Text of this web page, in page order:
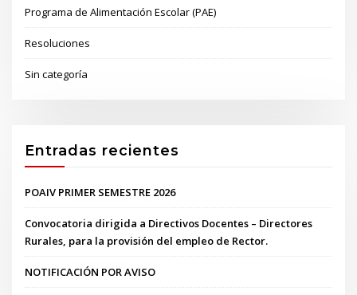
Programa de Alimentación Escolar (PAE)
Resoluciones
Sin categoría
Entradas recientes
POAIV PRIMER SEMESTRE 2026
Convocatoria dirigida a Directivos Docentes – Directores
Rurales, para la provisión del empleo de Rector.
NOTIFICACIÓN POR AVISO